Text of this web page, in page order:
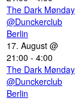
The Dark Mønday
@Dunckerclub
Berlin
17. August @
21:00 - 4:00
The Dark Mønday
@Dunckerclub
Berlin